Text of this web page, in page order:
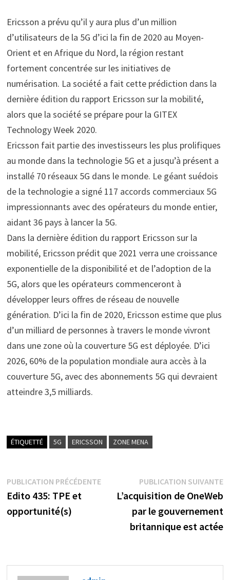
Ericsson a prévu qu’il y aura plus d’un million
d’utilisateurs de la 5G d’ici la fin de 2020 au Moyen-
Orient et en Afrique du Nord, la région restant
fortement concentrée sur les initiatives de
numérisation. La société a fait cette prédiction dans la
dernière édition du rapport Ericsson sur la mobilité,
alors que la société se prépare pour la GITEX
Technology Week 2020.
Ericsson fait partie des investisseurs les plus prolifiques
au monde dans la technologie 5G et a jusqu’à présent a
installé 70 réseaux 5G dans le monde. Le géant suédois
de la technologie a signé 117 accords commerciaux 5G
impressionnants avec des opérateurs du monde entier,
aidant 36 pays à lancer la 5G.
Dans la dernière édition du rapport Ericsson sur la
mobilité, Ericsson prédit que 2021 verra une croissance
exponentielle de la disponibilité et de l’adoption de la
5G, alors que les opérateurs commenceront à
développer leurs offres de réseau de nouvelle
génération. D’ici la fin de 2020, Ericsson estime que plus
d’un milliard de personnes à travers le monde vivront
dans une zone où la couverture 5G est déployée. D’ici
2026, 60% de la population mondiale aura accès à la
couverture 5G, avec des abonnements 5G qui devraient
atteindre 3,5 milliards.
ÉTIQUETTÉ 5G ERICSSON ZONE MENA
Navigation
de
l’article
PUBLICATION PRÉCÉDENTEPublication
précédente :
Edito 435: TPE et
opportunité(s)
PUBLICATION SUIVANTE
L’acquisition de OneWeb
par le gouvernement
britannique est actée